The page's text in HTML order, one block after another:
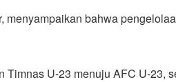
menyampaikan bahwa
Timnas U-23 menuju AFC U-23,